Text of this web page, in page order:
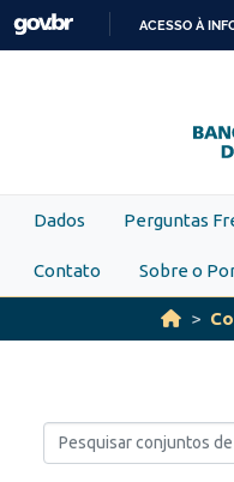
Skip to main content
ACESSO À
Dados Perguntas
Contato Sobre o